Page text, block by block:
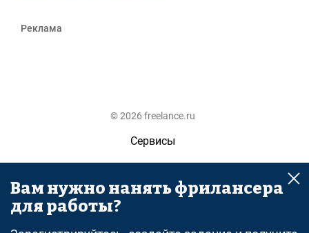
Реклама
© 2026 freelance.ru
Сервисы
Помощь
Поиск
Вам нужно нанять фрилансера
для работы?